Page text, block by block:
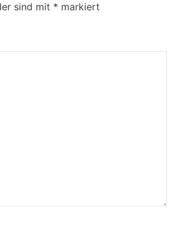
sind mit * markiert